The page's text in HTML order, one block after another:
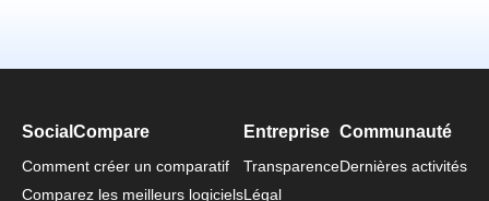
SocialCompare
Comment créer un comparatif
Comparez les meilleurs logiciels
Entreprise
Transparence
Légal
Communauté
Dernières activités